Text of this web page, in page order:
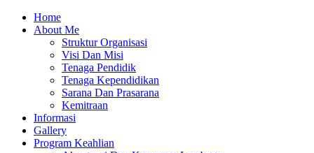
Home
About Me
Struktur Organisasi
Visi Dan Misi
Tenaga Pendidik
Tenaga Kependidikan
Sarana Dan Prasarana
Kemitraan
Informasi
Gallery
Program Keahlian